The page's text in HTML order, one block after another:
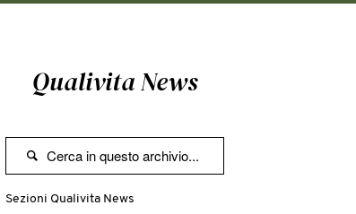
Qualivita News

Sezioni Qualivita News